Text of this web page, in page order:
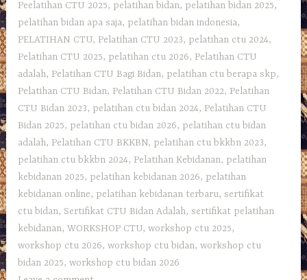
Peelatihan CTU 2025, pelatihan bidan, pelatihan bidan 2025,
pelatihan bidan apa saja, pelatihan bidan indonesia,
PELATIHAN CTU, Pelatihan CTU 2023, pelatihan ctu 2024,
Pelatihan CTU 2025, pelatihan ctu 2026, Pelatihan CTU
adalah, Pelatihan CTU Bagi Bidan, pelatihan ctu berapa skp,
Pelatihan CTU Bidan, Pelatihan CTU Bidan 2022, Pelatihan
CTU Bidan 2023, pelatihan ctu bidan 2024, Pelatihan CTU
Bidan 2025, pelatihan ctu bidan 2026, pelatihan ctu bidan
adalah, Pelatihan CTU BKKBN, pelatihan ctu bkkbn 2023,
pelatihan ctu bkkbn 2024, Pelatihan Kebidanan, pelatihan
kebidanan 2025, pelatihan kebidanan 2026, pelatihan
kebidanan online, pelatihan kebidanan terbaru,sertifikat
ctu bidan, Sertifikat CTU Bidan Adalah,sertifikat pelatihan
kebidanan,WORKSHOP CTU,workshop ctu 2025,
workshop ctu 2026,workshop ctu bidan,workshop ctu
bidan 2025,workshop ctu bidan 2026